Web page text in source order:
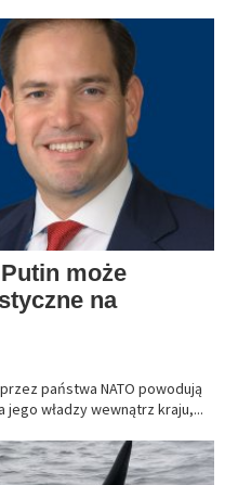
może
na
państwa NATO powodują
jego władzy wewnątrz kraju,...